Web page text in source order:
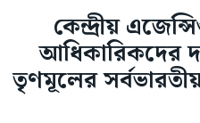
কেন্দ্রীয়
আধিকারিকদের
তৃণমূলের